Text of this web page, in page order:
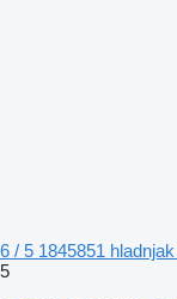
6 / 5 1845851
5